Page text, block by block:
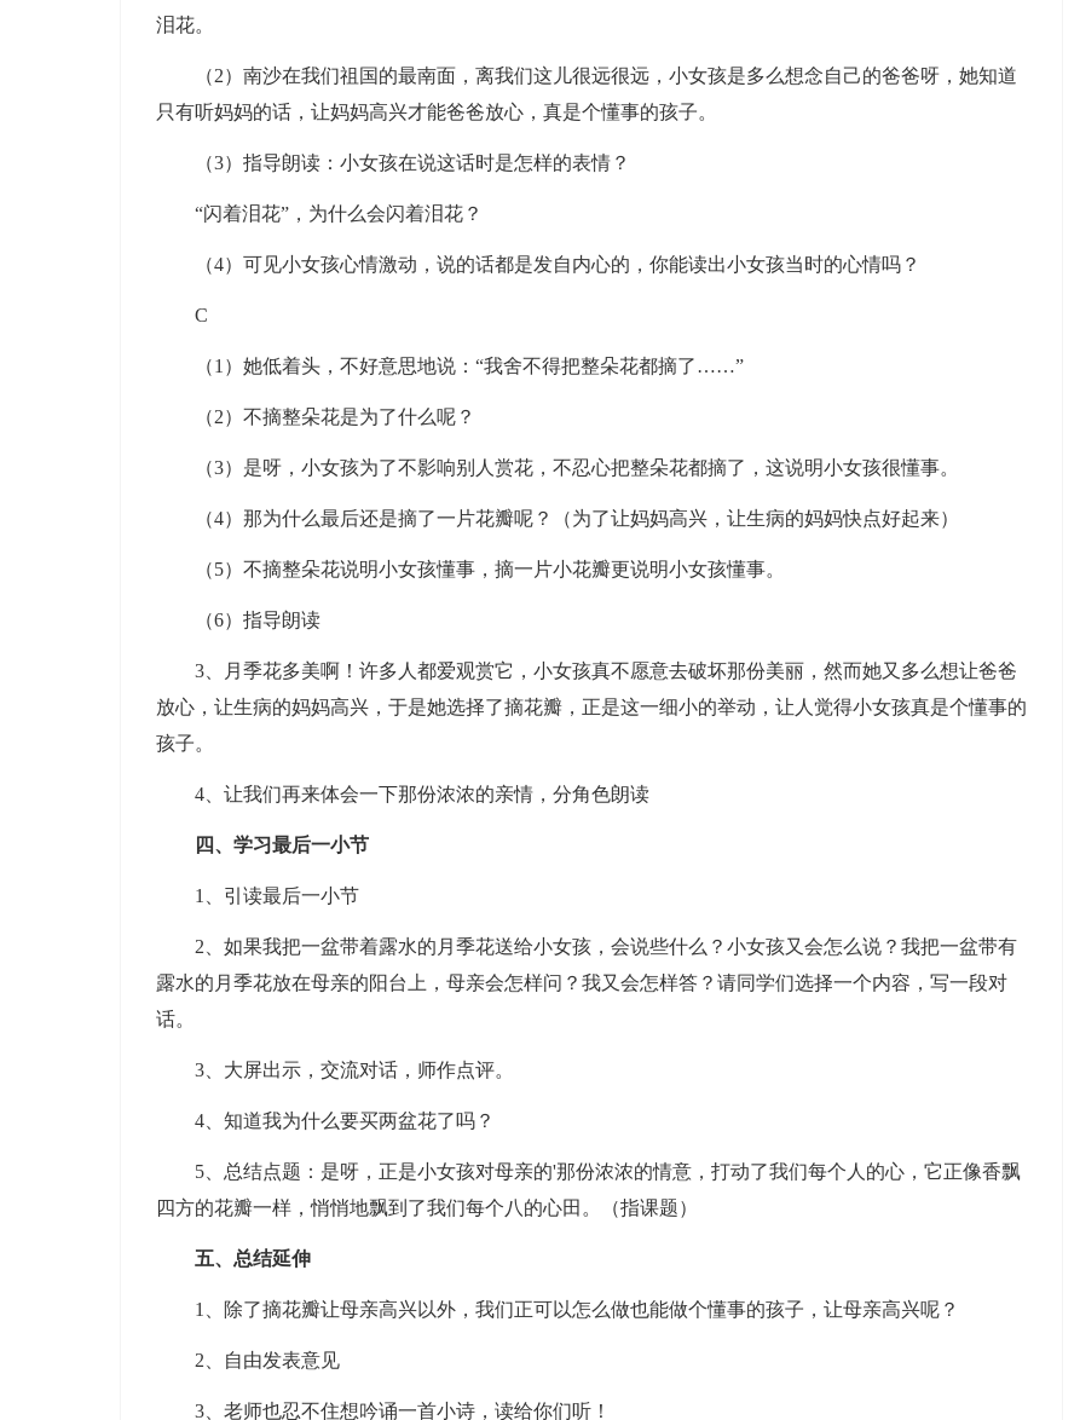
泪花。
（2）南沙在我们祖国的最南面，离我们这儿很远很远，小女孩是多么想念自己的爸爸呀，她知道
只有听妈妈的话，让妈妈高兴才能爸爸放心，真是个懂事的孩子。
（3）指导朗读：小女孩在说这话时是怎样的表情？
“闪着泪花”，为什么会闪着泪花？
（4）可见小女孩心情激动，说的话都是发自内心的，你能读出小女孩当时的心情吗？
C
（1）她低着头，不好意思地说：“我舍不得把整朵花都摘了……”
（2）不摘整朵花是为了什么呢？
（3）是呀，小女孩为了不影响别人赏花，不忍心把整朵花都摘了，这说明小女孩很懂事。
（4）那为什么最后还是摘了一片花瓣呢？（为了让妈妈高兴，让生病的妈妈快点好起来）
（5）不摘整朵花说明小女孩懂事，摘一片小花瓣更说明小女孩懂事。
（6）指导朗读
3、月季花多美啊！许多人都爱观赏它，小女孩真不愿意去破坏那份美丽，然而她又多么想让爸爸
放心，让生病的妈妈高兴，于是她选择了摘花瓣，正是这一细小的举动，让人觉得小女孩真是个懂事的
孩子。
4、让我们再来体会一下那份浓浓的亲情，分角色朗读
四、学习最后一小节
1、引读最后一小节
2、如果我把一盆带着露水的月季花送给小女孩，会说些什么？小女孩又会怎么说？我把一盆带有
露水的月季花放在母亲的阳台上，母亲会怎样问？我又会怎样答？请同学们选择一个内容，写一段对
话。
3、大屏出示，交流对话，师作点评。
4、知道我为什么要买两盆花了吗？
5、总结点题：是呀，正是小女孩对母亲的'那份浓浓的情意，打动了我们每个人的心，它正像香飘
四方的花瓣一样，悄悄地飘到了我们每个八的心田。（指课题）
五、总结延伸
1、除了摘花瓣让母亲高兴以外，我们正可以怎么做也能做个懂事的孩子，让母亲高兴呢？
2、自由发表意见
3、老师也忍不住想吟诵一首小诗，读给你们听！